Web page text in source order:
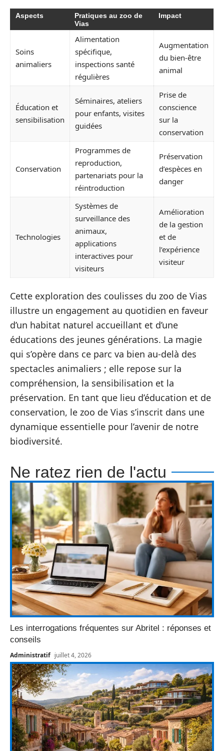
Aspects
Pratiques au zoo de
Vias
Impact
Soins
animaliers
Alimentation
spécifique,
inspections santé
régulières
Augmentation
du bien-être
animal
Éducation et
sensibilisation
Séminaires, ateliers
pour enfants, visites
guidées
Prise de
conscience
sur la
conservation
Conservation
Programmes de
reproduction,
partenariats pour la
réintroduction
Préservation
d’espèces en
danger
Technologies
Systèmes de
surveillance des
animaux,
applications
interactives pour
visiteurs
Amélioration
de la gestion
et de
l’expérience
visiteur
Cette exploration des coulisses du zoo de Vias
illustre un engagement au quotidien en faveur
d’un habitat naturel accueillant et d’une
éducations des jeunes générations. La magie
qui s’opère dans ce parc va bien au-delà des
spectacles animaliers ; elle repose sur la
compréhension, la sensibilisation et la
préservation. En tant que lieu d’éducation et de
conservation, le zoo de Vias s’inscrit dans une
dynamique essentielle pour l’avenir de notre
biodiversité.
Ne ratez rien de l'actu
Les interrogations fréquentes sur Abritel : réponses et
conseils
Administratif juillet 4, 2026